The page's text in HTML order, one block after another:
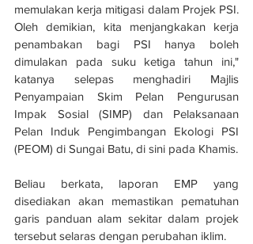
memulakan kerja mitigasi dalam Projek PSI.
Oleh demikian, kita menjangkakan kerja
penambakan bagi PSI hanya boleh
dimulakan pada suku ketiga tahun ini,"
katanya selepas menghadiri Majlis
Penyampaian Skim Pelan Pengurusan
Impak Sosial (SIMP) dan Pelaksanaan
Pelan Induk Pengimbangan Ekologi PSI
(PEOM) di Sungai Batu, di sini pada Khamis.
Beliau berkata, laporan EMP yang
disediakan akan memastikan pematuhan
garis panduan alam sekitar dalam projek
tersebut selaras dengan perubahan iklim.